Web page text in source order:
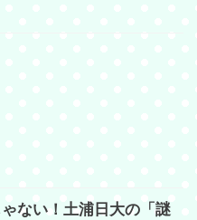
ない！土浦日大の「謎